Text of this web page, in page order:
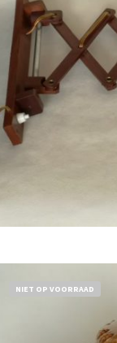
NIET OP VOORRAAD